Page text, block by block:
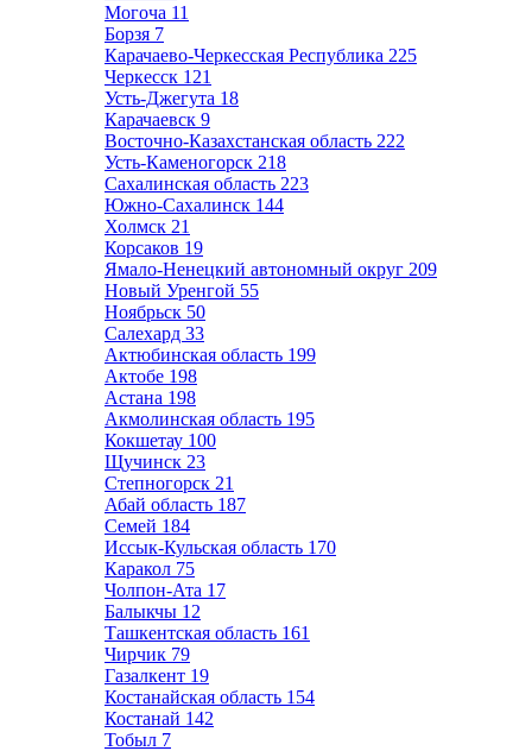
Могоча 11
Борзя 7
Карачаево-Черкесская Республика 225
Черкесск 121
Усть-Джегута 18
Карачаевск 9
Восточно-Казахстанская область 222
Усть-Каменогорск 218
Сахалинская область 223
Южно-Сахалинск 144
Холмск 21
Корсаков 19
Ямало-Ненецкий автономный округ 209
Новый Уренгой 55
Ноябрьск 50
Салехард 33
Актюбинская область 199
Актобе 198
Астана 198
Акмолинская область 195
Кокшетау 100
Щучинск 23
Степногорск 21
Абай область 187
Семей 184
Иссык-Кульская область 170
Каракол 75
Чолпон-Ата 17
Балыкчы 12
Ташкентская область 161
Чирчик 79
Газалкент 19
Костанайская область 154
Костанай 142
Тобыл 7